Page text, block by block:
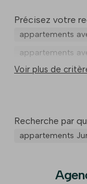
Précisez votre
appartements
appartements
appartements
appartements
Voir plus de
Recherche par
appartements